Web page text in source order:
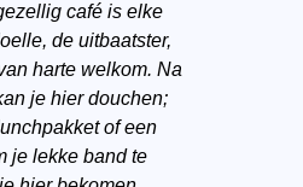
café is elke
de uitbaatster,
harte welkom. Na
je hier douchen;
of een
je lekke band te